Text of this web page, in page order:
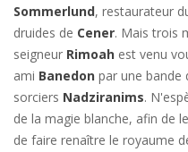
Sommerlund, restaurateur
druides de Cener. Mais trois
seigneur Rimoah est venu
ami Banedon par une bande
sorciers Nadziranims.
de la magie blanche, afin de
de faire renaître le royaume